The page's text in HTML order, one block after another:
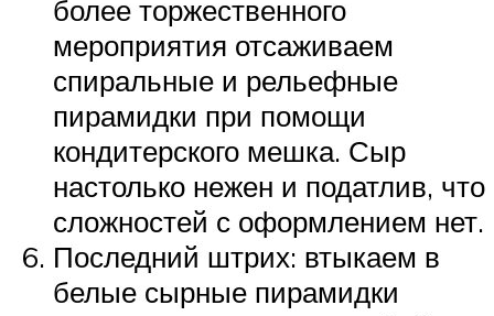
более торжественного
мероприятия отсаживаем
спиральные и рельефные
пирамидки при помощи
кондитерского мешка. Сыр
настолько нежен и податлив, что
сложностей с оформлением нет.
Последний штрих: втыкаем в
белые сырные пирамидки